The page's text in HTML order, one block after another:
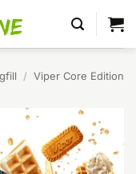
/ Viper Core Edition